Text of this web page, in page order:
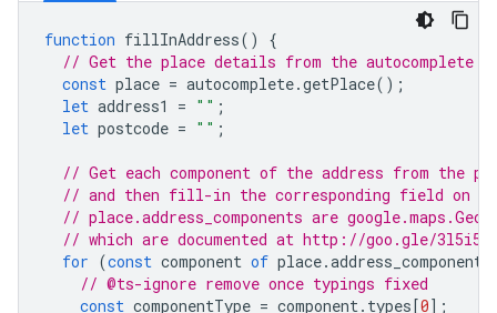
function fillInAddress()
{
// Get the place details from the autocomplete
const place = autocomplete.getPlace();
let address1 = "" ;
let postcode = "" ;
// Get each component of the address from the
// and then fill-in the corresponding field on
// place.address_components are
// which are documented at http://goo.gle/
for (const component of place.address_components
// @ts-ignore remove once typings fixed
const componentType = component. types [0];